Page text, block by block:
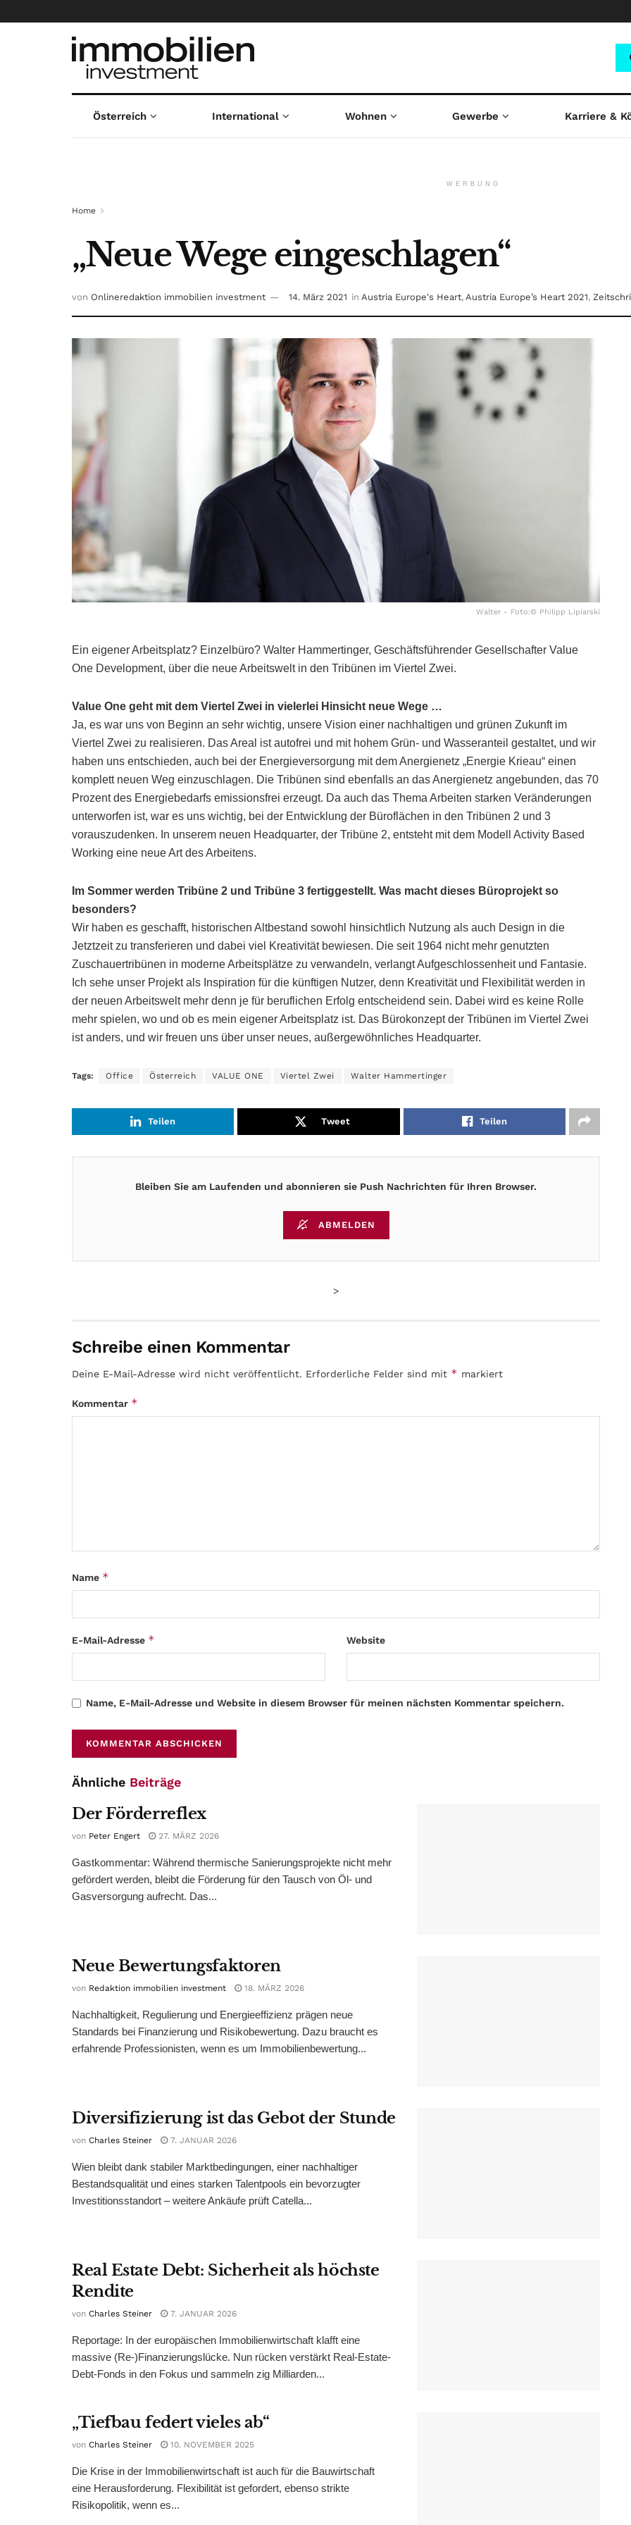
Österreich International Wohnen Gewerbe Karriere &
WERBUNG
Home
„Neue Wege eingeschlagen“
von Onlineredaktion immobilien investment 14. März 2021 in Austria Europe's Heart, Austria Europe’s Heart 2021,
Walter - Foto:© Philipp Lipiarski
Ein eigener Arbeitsplatz? Einzelbüro? Walter Hammertinger, Geschäftsführender Gesellschafter Value
One Development, über die neue Arbeitswelt in den Tribünen im Viertel Zwei.
Value One geht mit dem Viertel Zwei in vielerlei Hinsicht neue Wege …
Ja, es war uns von Beginn an sehr wichtig, unsere Vision einer nachhaltigen und grünen Zukunft im
Viertel Zwei zu realisieren. Das Areal ist autofrei und mit hohem Grün- und Wasseranteil gestaltet, und wir
haben uns entschieden, auch bei der Energieversorgung mit dem Anergienetz „Energie Krieau“ einen
komplett neuen Weg einzuschlagen. Die Tribünen sind ebenfalls an das Anergienetz angebunden, das 70
Prozent des Energiebedarfs emissionsfrei erzeugt. Da auch das Thema Arbeiten starken Veränderungen
unterworfen ist, war es uns wichtig, bei der Entwicklung der Büroflächen in den Tribünen 2 und 3
vorauszudenken. In unserem neuen Headquarter, der Tribüne 2, entsteht mit dem Modell Activity Based
Working eine neue Art des Arbeitens.
Im Sommer werden Tribüne 2 und Tribüne 3 fertiggestellt. Was macht dieses Büroprojekt so
besonders?
Wir haben es geschafft, historischen Altbestand sowohl hinsichtlich Nutzung als auch Design in die
Jetztzeit zu transferieren und dabei viel Kreativität bewiesen. Die seit 1964 nicht mehr genutzten
Zuschauertribünen in moderne Arbeitsplätze zu verwandeln, verlangt Aufgeschlossenheit und Fantasie.
Ich sehe unser Projekt als Inspiration für die künftigen Nutzer, denn Kreativität und Flexibilität werden in
der neuen Arbeitswelt mehr denn je für beruflichen Erfolg entscheidend sein. Dabei wird es keine Rolle
mehr spielen, wo und ob es mein eigener Arbeitsplatz ist. Das Bürokonzept der Tribünen im Viertel Zwei
ist anders, und wir freuen uns über unser neues, außergewöhnliches Headquarter.
Tags: Office Österreich VALUE ONE Viertel Zwei Walter Hammertinger
Teilen Tweet Teilen
Bleiben Sie am Laufenden und abonnieren sie Push Nachrichten für Ihren Browser.
ABMELDEN
>
Schreibe einen Kommentar
Deine E-Mail-Adresse wird nicht veröffentlicht. Erforderliche Felder sind mit * markiert
Kommentar *
Name *
E-Mail-Adresse * Website
Name, E-Mail-Adresse und Website in diesem Browser für meinen nächsten Kommentar speichern.
Ähnliche Beiträge
Der Förderreflex
von Peter Engert 27. MÄRZ 2026
Gastkommentar: Während thermische Sanierungsprojekte nicht mehr
gefördert werden, bleibt die Förderung für den Tausch von Öl- und
Gasversorgung aufrecht. Das...
Neue Bewertungsfaktoren
von Redaktion immobilien investment 18. MÄRZ 2026
Nachhaltigkeit, Regulierung und Energieeffizienz prägen neue
Standards bei Finanzierung und Risikobewertung. Dazu braucht es
erfahrende Professionisten, wenn es um Immobilienbewertung...
Diversifizierung ist das Gebot der Stunde
von Charles Steiner 7. JANUAR 2026
Wien bleibt dank stabiler Marktbedingungen, einer nachhaltiger
Bestandsqualität und eines starken Talentpools ein bevorzugter
Investitionsstandort – weitere Ankäufe prüft Catella...
Real Estate Debt: Sicherheit als höchste
Rendite
von Charles Steiner 7. JANUAR 2026
Reportage: In der europäischen Immobilienwirtschaft klafft eine
massive (Re-)Finanzierungslücke. Nun rücken verstärkt Real-Estate-
Debt-Fonds in den Fokus und sammeln zig Milliarden...
„Tiefbau federt vieles ab“
von Charles Steiner 10. NOVEMBER 2025
Die Krise in der Immobilienwirtschaft ist auch für die Bauwirtschaft
eine Herausforderung. Flexibilität ist gefordert, ebenso strikte
Risikopolitik, wenn es...